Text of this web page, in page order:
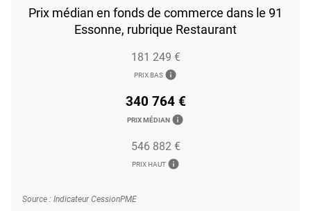
Prix médian en fonds de commerce dans le 91
Essonne, rubrique Restaurant
181 249 €
PRIX BAS info
340 764 €
PRIX MÉDIAN info
546 882 €
PRIX HAUT info
Source : Indicateur CessionPME